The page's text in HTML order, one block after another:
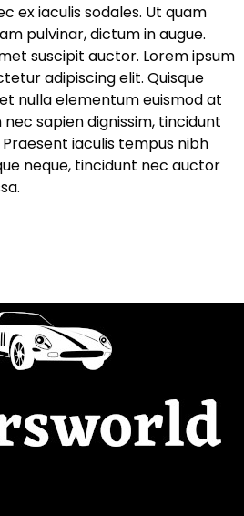
ex iaculis sodales. Ut quam
pulvinar, dictum in augue.
suscipit auctor. Lorem ipsum
adipiscing elit. Quisque
nulla elementum euismod at
sapien dignissim, tincidunt
iaculis tempus nibh
neque, tincidunt nec auctor